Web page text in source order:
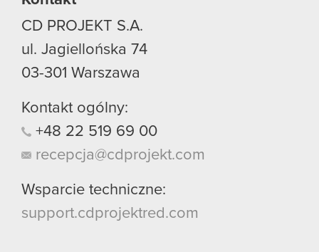
CD PROJEKT S.A.
ul. Jagiellońska 74
03-301 Warszawa
Kontakt ogólny:
+48 22 519 69 00
recepcja@cdprojekt.com
Wsparcie techniczne:
support.cdprojektred.com